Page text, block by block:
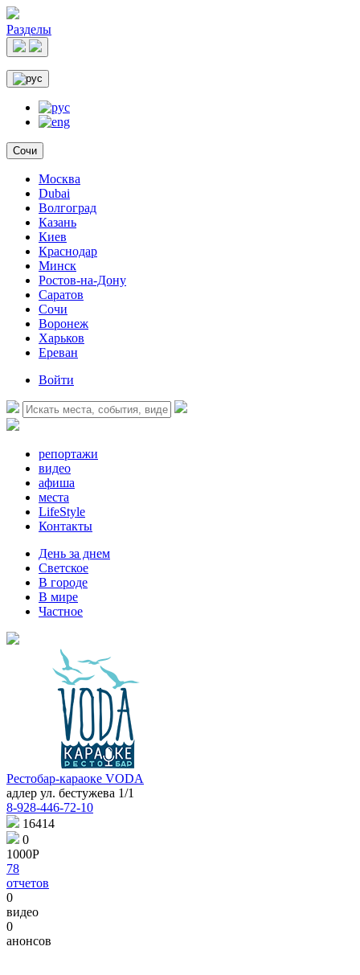
Разделы
Сочи
Москва
Dubai
Волгоград
Казань
Киев
Краснодар
Минск
Ростов-на-Дону
Саратов
Сочи
Воронеж
Харьков
Ереван
Войти
репортажи
видео
афиша
места
LifeStyle
Контакты
День за днем
Светское
В городе
В мире
Частное
Рестобар-караоке VODA
адлер ул. бестужева 1/1
8-928-446-72-10
16414
0
1000Р
78
отчетов
0
видео
0
анонсов